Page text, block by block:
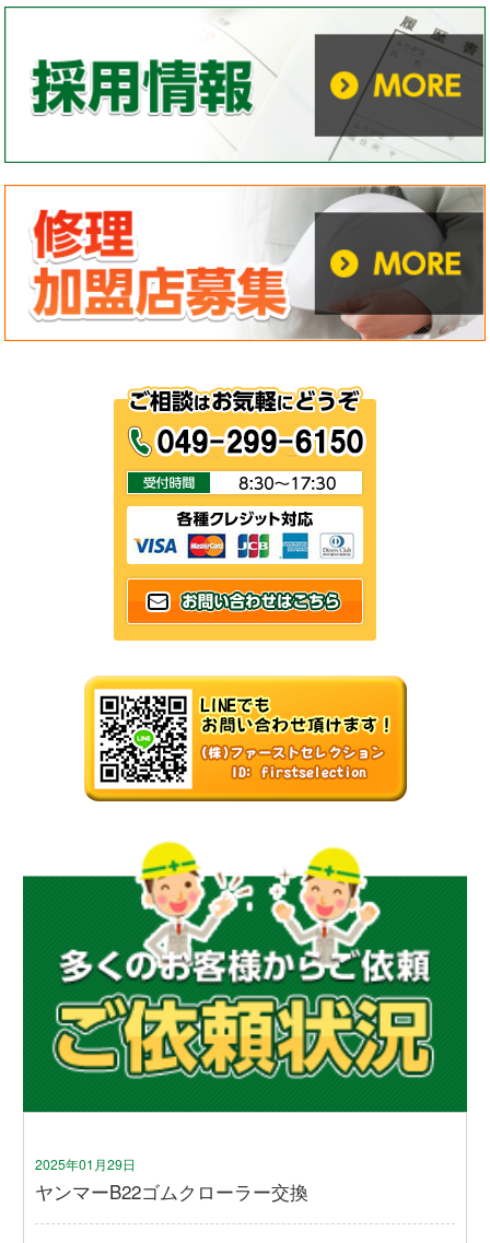
2025年01月29日
ヤンマーB22ゴムクローラー交換